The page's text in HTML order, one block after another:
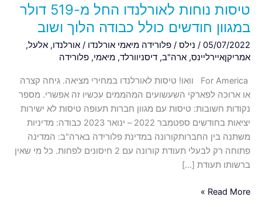
טיסות נוחות לאורלנדו החל מ-519 דולר
במגוון חודשים כולל כבודה הלוך ושוב
05/07/2022
/ נילס / פלורידה מיאמי אורלנדו / אורלנדו, אלעל,
אמריקןאיירליינס, ארה"ב, דיסניוורלד, מיאמי, פלורידה
For America וואו! טיסות לאורלנדו במחירי מציאה. גיחה קצרה
או ארוכה לפארקי השעשועים המהממים עכשיו זה אפשרי. מספר
נקודות חשובות: טיסות עם מגוון חברות תעופה טיסות לא ישירות
יציאות בחודשים ספטמבר 2022 – ינואר 2023 כבודה: מדיניות
משתנה בין החברותקורונה במדינת פלורידה בארה"ב: המדינה
פתוחה רק לבעלי תעודת קורונה עם 2 חיסונים לפחות. כל מי שאין
ברשותו תעודת […]
ושוב
Read More »